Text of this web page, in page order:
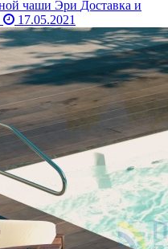
Доставка и
17.05.2021